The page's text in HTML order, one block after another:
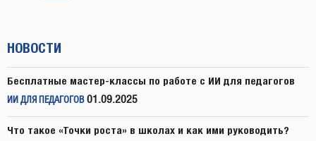
НОВОСТИ
Бесплатные мастер-классы по работе с ИИ для педагогов
ИИ ДЛЯ ПЕДАГОГОВ 01.09.2025
Что такое «Точки роста» в школах и как ими руководить?